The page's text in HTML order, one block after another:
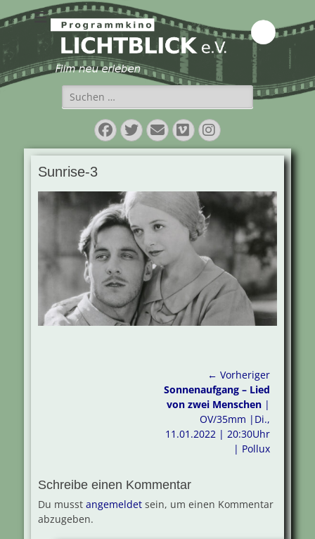
Programmkino
Lichtblick e.V.
Suchen
nach:
Facebook
Twitter
E-
Mail
VimeoInstagram
Sunrise-3
← Vorheriger
Vorheriger
Beitrag:
Sonnenaufgang – Lied
von zwei Menschen |
OV/35mm |Di.,
11.01.2022 | 20:30Uhr
| Pollux
Schreibe einen Kommentar
Du musst angemeldet sein, um einen Kommentar
abzugeben.